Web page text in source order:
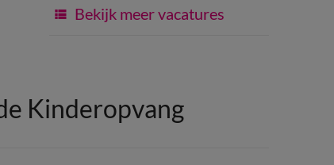
Bekijk meer vacatures
Kinderopvang